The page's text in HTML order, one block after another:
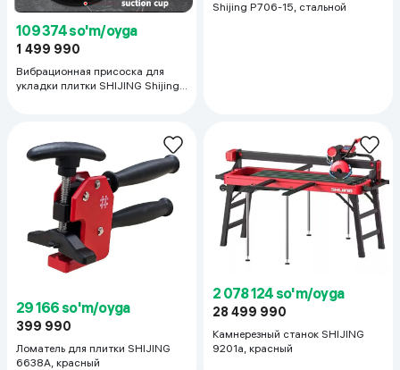
109 374 so'm/oyga
1 499 990
Вибрационная присоска для
укладки плитки SHIJING Shijing
Shijing P706-15, стальной
29 166 so'm/oyga
399 990
Ломатель для плитки SHIJING
6638A, красный
2 078 124 so'm/oyga
28 499 990
Камнерезный станок SHIJING
9201a, красный